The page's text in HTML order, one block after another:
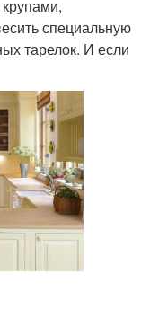
специальную
тарелок. И если